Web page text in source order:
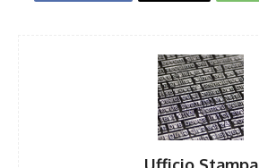
Ufficio Stampa